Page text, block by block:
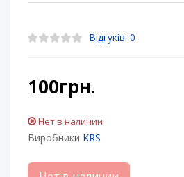
Відгуків: 0
100грн.
Нет в наличии
Виробники KRS